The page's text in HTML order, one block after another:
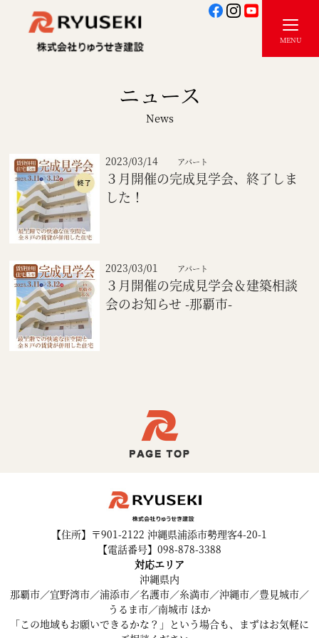
ニュース
News
2023/03/14 アパート
３月開催の完成見学会、終了しま
した！
2023/03/01 アパート
３月開催の完成見学会＆建築相談
会のお知らせ -那覇市-
【住所】〒901-2122 沖縄県浦添市勢理客4-20-1
【電話番号】098-878-3388
対応エリア
沖縄県内
那覇市／宜野湾市／浦添市／名護市／糸満市／沖縄市／豊見城市／
うるま市／南城市 ほか
「この地域もお願いできるかな？」という場合も、まずはお気軽に